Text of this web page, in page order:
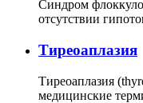
Синдром
отсутствии
Тиреоаплазия
Тиреоаплазия
медицинские